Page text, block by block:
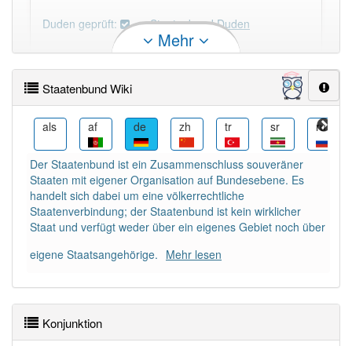
Duden geprüft: Staatenbund Duden
PowerIndex:5
Häufigkeit: 4 von 10
Wörter mit Endung -staatenbund: 1
Wörter mit Endung-staatenbundaber mit einem
anderen Artikelder: 0
95% unserer Spielapp-Nutzer haben den Artikel
korrekt erraten.
Mehr
Staatenbund Wiki
als af de zh tr sr ru
Der Staatenbund ist ein Zusammenschluss souveräner
Staaten mit eigener Organisation auf Bundesebene. Es
handelt sich dabei um eine völkerrechtliche
Staatenverbindung; der Staatenbund ist kein wirklicher
Staat und verfügt weder über ein eigenes Gebiet noch über
eigene Staatsangehörige. Mehr lesen
Konjunktion